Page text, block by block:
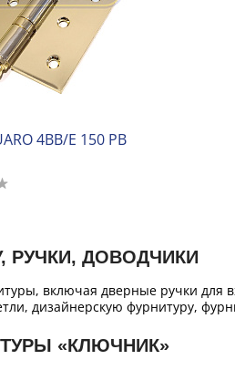
4BB/E 150 PB
РУЧКИ, ДОВОДЧИКИ
включая дверные ручки
дизайнерскую фурнитуру,
«КЛЮЧНИК»